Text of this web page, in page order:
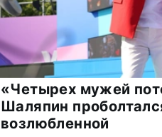
«Четырех мужей
Шаляпин
возлюбленной